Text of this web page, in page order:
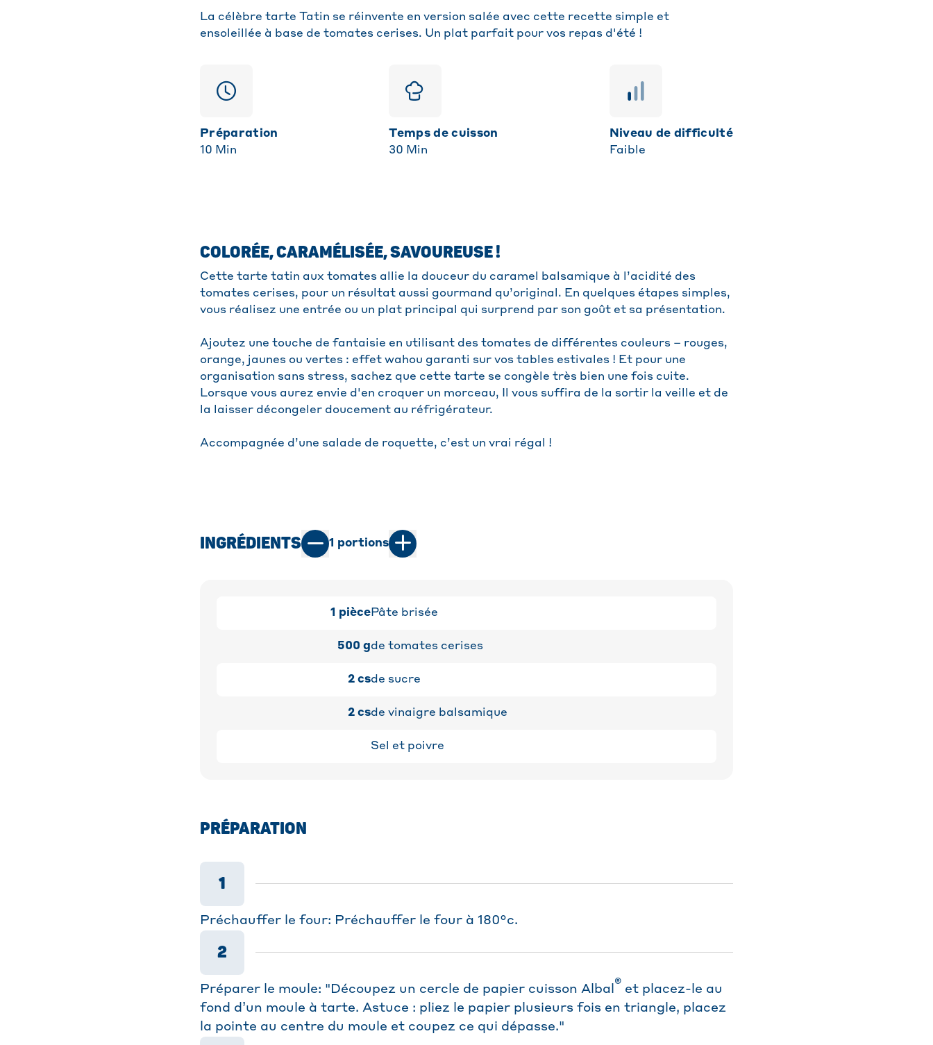
La célèbre tarte Tatin se réinvente en version salée avec cette recette simple et
ensoleillée à base de tomates cerises. Un plat parfait pour vos repas d'été !
Préparation
10 Min
Temps de cuisson
30 Min
niveau de difficulté
Faible
COLORÉE, CARAMÉLISÉE, SAVOUREUSE !
Cette tarte tatin aux tomates allie la douceur du caramel balsamique à l’acidité des
tomates cerises, pour un résultat aussi gourmand qu’original. En quelques étapes simples,
vous réalisez une entrée ou un plat principal qui surprend par son goût et sa présentation.
Ajoutez une touche de fantaisie en utilisant des tomates de différentes couleurs – rouges,
orange, jaunes ou vertes : effet wahou garanti sur vos tables estivales ! Et pour une
organisation sans stress, sachez que cette tarte se congèle très bien une fois cuite.
Lorsque vous aurez envie d'en croquer un morceau, Il vous suffira de la sortir la veille et de
la laisser décongeler doucement au réfrigérateur.
Accompagnée d’une salade de roquette, c’est un vrai régal !
INGRÉDIENTS 1 portions
1 piècePâte brisée
500 gde tomates cerises
2 csde sucre
2 csde vinaigre balsamique
Sel et poivre
PRÉPARATION
1
Préchauffer le four: Préchauffer le four à 180°c.
2
Préparer le moule: "Découpez un cercle de papier cuisson Albal ® et placez-le au
fond d’un moule à tarte. Astuce : pliez le papier plusieurs fois en triangle, placez
la pointe au centre du moule et coupez ce qui dépasse."